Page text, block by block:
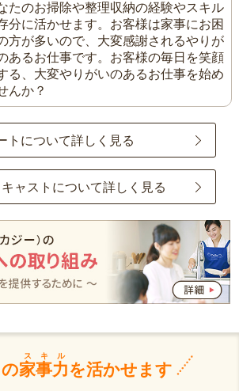
たのお掃除や整理収納の経験やスキル
分に活かせます。お客様は家事にお困
方が多いので、大変感謝されるやりが
あるお仕事です。お客様の毎日を笑顔
る、大変やりがいのあるお仕事を始め
んか？
トについて詳しく見る
ャストについて詳しく見る
家事力
スキル
を活かせます